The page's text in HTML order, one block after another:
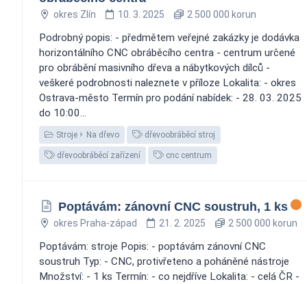
okres Zlín 10. 3. 2025 2 500 000 korun
Podrobný popis: - předmětem veřejné zakázky je dodávka
horizontálního CNC obráběcího centra - centrum určené
pro obrábění masivního dřeva a nábytkových dílců -
veškeré podrobnosti naleznete v příloze Lokalita: - okres
Ostrava-město Termín pro podání nabídek: - 28. 03. 2025
do 10:00...
Stroje Na dřevo dřevoobráběcí stroj
dřevoobráběcí zařízení cnc centrum
Poptávám: zánovní CNC soustruh, 1 ks
okres Praha-západ 21. 2. 2025 2 500 000 korun
Poptávám: stroje Popis: - poptávám zánovní CNC
soustruh Typ: - CNC, protivřeteno a poháněné nástroje
Množství: - 1 ks Termín: - co nejdříve Lokalita: - celá ČR -